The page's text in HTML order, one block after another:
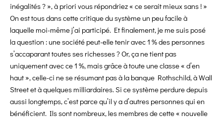
inégalités ? », à priori vous répondriez « ce serait mieux sans ! »
On est tous dans cette critique du système un peu facile à
laquelle moi-même j’ai participé. Et finalement, je me suis posé
la question : une société peut-elle tenir avec 1 % des personnes
s’accaparant toutes ses richesses ? Or, ça ne tient pas
uniquement avec ce 1 %, mais grâce à toute une classe « d’en
haut », celle-ci ne se résumant pas à la banque Rothschild, à Wall
Street et à quelques milliardaires. Si ce système perdure depuis
aussi longtemps, c’est parce qu’il y a d’autres personnes qui en
bénéficient. Ils sont nombreux, les membres de cette « nouvelle